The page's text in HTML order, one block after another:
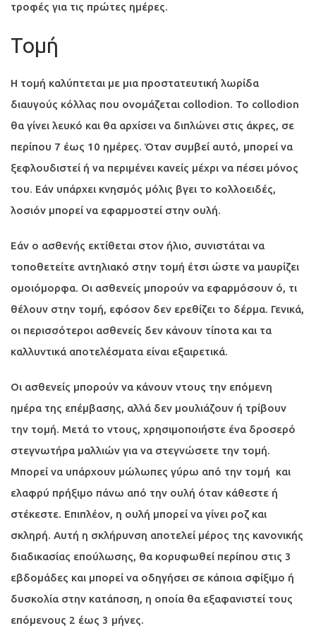
τροφές για τις πρώτες ημέρες.
Τομή
Η τομή καλύπτεται με μια προστατευτική λωρίδα
διαυγούς κόλλας που ονομάζεται collodion. Το collodion
θα γίνει λευκό και θα αρχίσει να διπλώνει στις άκρες, σε
περίπου 7 έως 10 ημέρες. Όταν συμβεί αυτό, μπορεί να
ξεφλουδιστεί ή να περιμένει κανείς μέχρι να πέσει μόνος
του. Εάν υπάρχει κνησμός μόλις βγει το κολλοειδές,
λοσιόν μπορεί να εφαρμοστεί στην ουλή.
Εάν ο ασθενής εκτίθεται στον ήλιο, συνιστάται να
τοποθετείτε αντηλιακό στην τομή έτσι ώστε να μαυρίζει
ομοιόμορφα. Οι ασθενείς μπορούν να εφαρμόσουν ό, τι
θέλουν στην τομή, εφόσον δεν ερεθίζει το δέρμα. Γενικά,
οι περισσότεροι ασθενείς δεν κάνουν τίποτα και τα
καλλυντικά αποτελέσματα είναι εξαιρετικά.
Οι ασθενείς μπορούν να κάνουν ντους την επόμενη
ημέρα της επέμβασης, αλλά δεν μουλιάζουν ή τρίβουν
την τομή. Μετά το ντους, χρησιμοποιήστε ένα δροσερό
στεγνωτήρα μαλλιών για να στεγνώσετε την τομή.
Μπορεί να υπάρχουν μώλωπες γύρω από την τομή και
ελαφρύ πρήξιμο πάνω από την ουλή όταν κάθεστε ή
στέκεστε. Επιπλέον, η ουλή μπορεί να γίνει ροζ και
σκληρή. Αυτή η σκλήρυνση αποτελεί μέρος της κανονικής
διαδικασίας επούλωσης, θα κορυφωθεί περίπου στις 3
εβδομάδες και μπορεί να οδηγήσει σε κάποια σφίξιμο ή
δυσκολία στην κατάποση, η οποία θα εξαφανιστεί τους
επόμενους 2 έως 3 μήνες.